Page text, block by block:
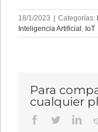
18/1/2023 | Categorías:
Inteligencia Artificial IoT
Para
cualquier
Facebook
Twitter